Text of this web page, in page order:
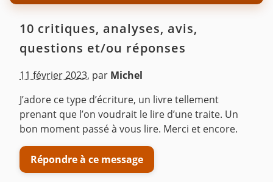
10 critiques, analyses, avis,
questions et/ou réponses
11 février 2023, par Michel
J’adore ce type d’écriture, un livre tellement
prenant que l’on voudrait le lire d’une traite. Un
bon moment passé à vous lire. Merci et encore.
Répondre à ce message